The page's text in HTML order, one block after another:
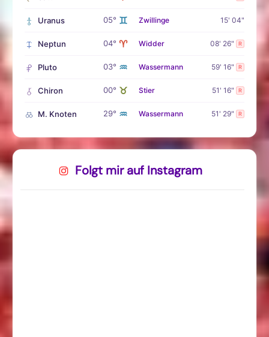
Uranus 05° ♊ Zwillinge 15' 04"
Neptun 04° ♈ Widder 08' 26" R
Pluto 03° ♒ Wassermann 59' 16" R
Chiron 00° ♉ Stier 51' 16" R
M. Knoten 29° ♒ Wassermann 51' 29" R
Folgt mir auf Instagram